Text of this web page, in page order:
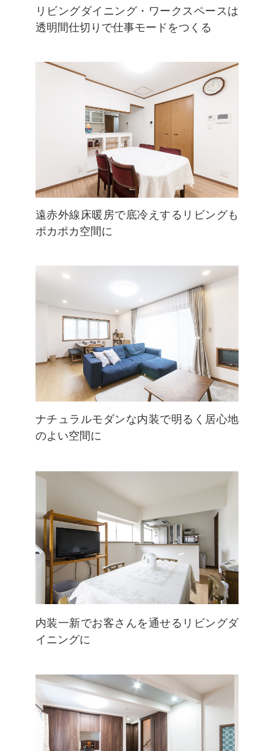
リビングダイニング・ワークスペースは
透明間仕切りで仕事モードをつくる
遠赤外線床暖房で底冷えするリビングも
ポカポカ空間に
ナチュラルモダンな内装で明るく居心地
のよい空間に
内装一新でお客さんを通せるリビングダ
イニングに